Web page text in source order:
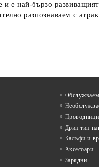
е най-бързо
разпознаваем с
Дрип тип
Калъфи и
Аксесоари
Зарядни